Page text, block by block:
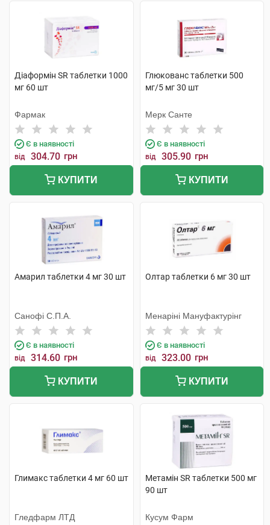
Діаформін SR таблетки 1000
мг 60 шт
Фармак
Є в наявності
від 304.70 грн
КУПИТИ
Глюкованс таблетки 500
мг/5 мг 30 шт
Мерк Санте
Є в наявності
від 305.90 грн
КУПИТИ
Амарил таблетки 4 мг 30 шт
Санофі С.П.А.
Є в наявності
від 314.60 грн
КУПИТИ
Олтар таблетки 6 мг 30 шт
Менаріні Мануфактурінг
Є в наявності
від 323.00 грн
КУПИТИ
Глимакс таблетки 4 мг 60 шт
Гледфарм ЛТД
Метамін SR таблетки 500 мг
90 шт
Кусум Фарм